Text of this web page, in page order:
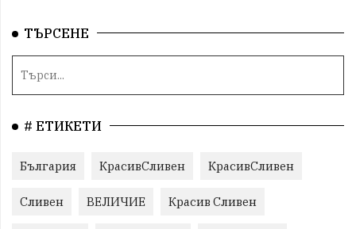
ТЪРСЕНЕ
# ЕТИКЕТИ
България КрасивСливен КрасивСливен
Сливен ВЕЛИЧИЕ Красив Сливен